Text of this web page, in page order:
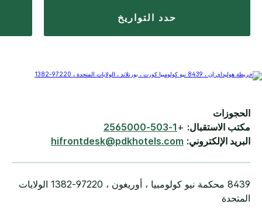
حدد التواريخ
الحجوزات
مكتب الاستقبال: +
1-503-2565000
البريد الإلكتروني: hifrontdesk@pdkhotels.com
8439 محكمة نيو كولومبيا ، أوريغون ، 97220-1382 الولايات
المتحدة